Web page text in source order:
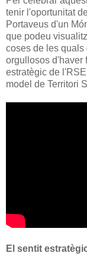
tenir l'oportunitat
Portaveus d'un
que podeu
coses de les
orgullosos d'haver
estratègic de
model de Territori
El sentit